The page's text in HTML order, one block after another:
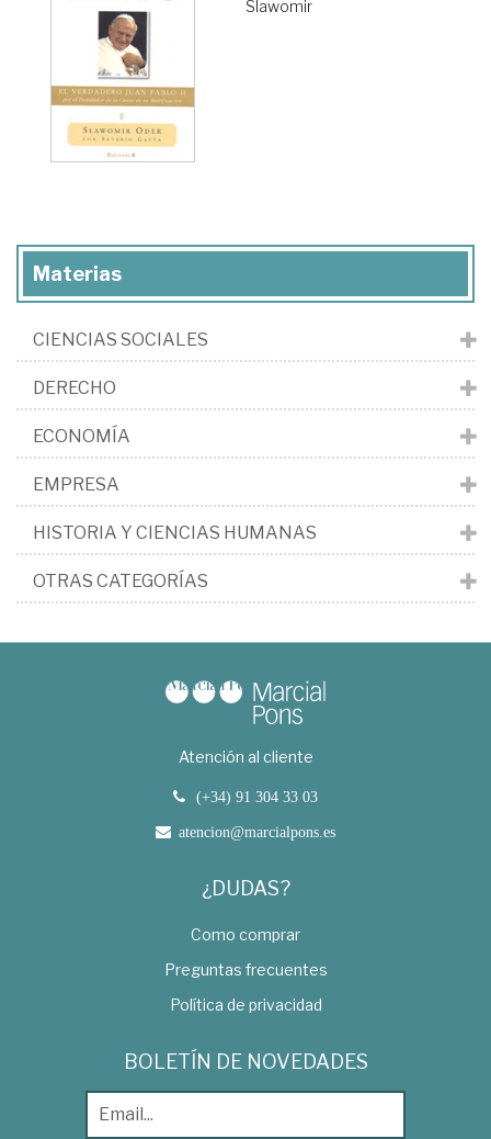
Slawomir
Materias
CIENCIAS SOCIALES
DERECHO
ECONOMÍA
EMPRESA
HISTORIA Y CIENCIAS HUMANAS
OTRAS CATEGORÍAS
Atención al cliente
(+34) 91 304 33 03
atencion@marcialpons.es
¿DUDAS?
Como comprar
Preguntas frecuentes
Política de privacidad
BOLETÍN DE NOVEDADES